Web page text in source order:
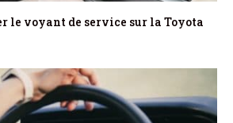
le voyant de service sur la Toyota